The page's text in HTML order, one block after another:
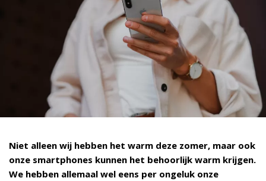
Niet alleen wij hebben het warm deze zomer, maar ook
onze smartphones kunnen het behoorlijk warm krijgen.
We hebben allemaal wel eens per ongeluk onze